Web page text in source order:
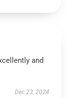
and
Dec 23, 2024